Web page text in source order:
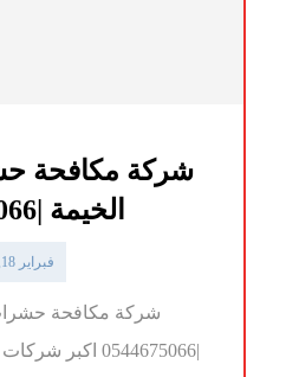
شركة مكافحة
الخيمة |0544675066
فبراير 18, 2025
شركة مكافحة
|0544675066